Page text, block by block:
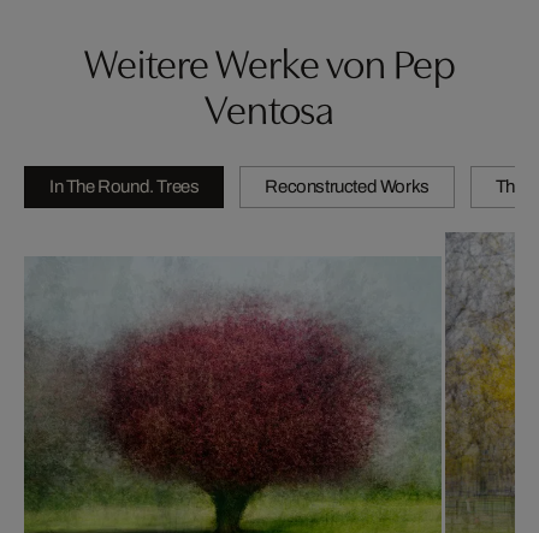
Weitere Werke von Pep
Ventosa
In The Round. Trees Reconstructed Works The